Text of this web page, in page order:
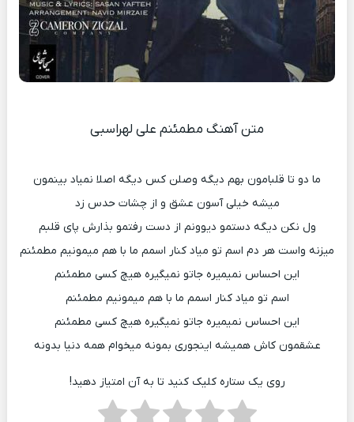
متن آهنگ مطمئنم علی لهراسبی
ما دو تا قلبامون بهم دیگه وصلن کس دیگه اصلا نمیاد بینمون
میشه خیلی آسون عشق و از چشات حدس زد
ول نکن دیگه دستمو دیوونم از دست رفتمو بذارش پای قلبم
میزنه واست هر دم اسم تو میاد کنار اسمم ما با هم میمونیم مطمئنم
این احساس نمیمیره جاتو نمیگیره هیچ کسی مطمئنم
اسم تو میاد کنار اسمم ما با هم میمونیم مطمئنم
این احساس نمیمیره جاتو نمیگیره هیچ کسی مطمئنم
عشقمون کاش همیشه اینجوری بمونه میخوام همه دنیا بدونه
روی یک ستاره کلیک کنید تا به آن امتیاز دهید!